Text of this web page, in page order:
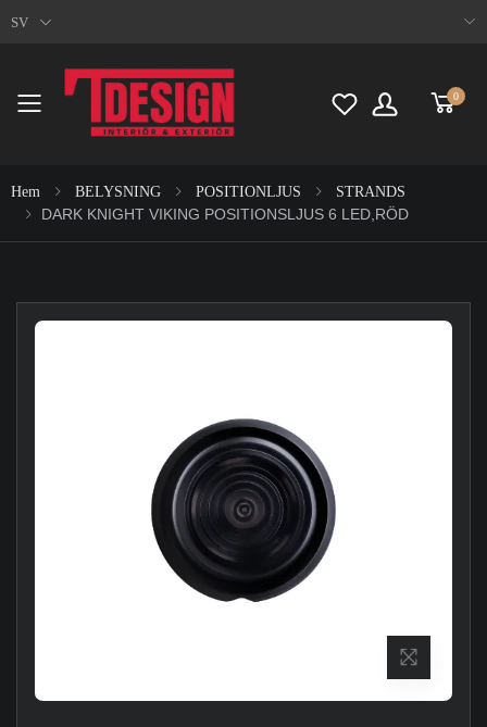
SV
Toggle mobile menu
0
Hem BELYSNING POSITIONLJUS STRANDS
DARK KNIGHT VIKING POSITIONSLJUS 6 LED,RÖD